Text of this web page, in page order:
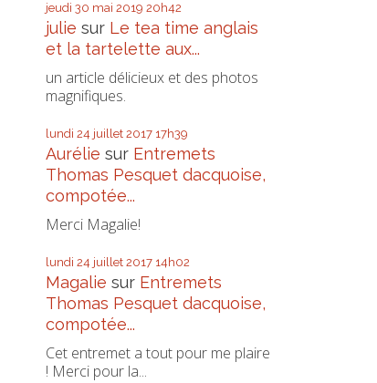
jeudi 30 mai 2019 20h42
julie sur Le tea time anglais
et la tartelette aux...
un article délicieux et des photos
magnifiques.
lundi 24 juillet 2017 17h39
Aurélie sur Entremets
Thomas Pesquet dacquoise,
compotée...
Merci Magalie!
lundi 24 juillet 2017 14h02
Magalie sur Entremets
Thomas Pesquet dacquoise,
compotée...
Cet entremet a tout pour me plaire
! Merci pour la...